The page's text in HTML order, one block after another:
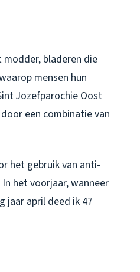
bladeren die
mensen hun
Jozefparochie Oost
een combinatie van
het gebruik van anti-
het voorjaar, wanneer
jaar april deed ik 47